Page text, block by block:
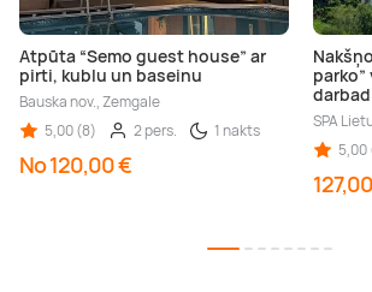
Atpūta “Semo guest house” ar
pirti, kublu un baseinu
Bauska nov., Zemgale
5,00 (8)
2 pers. 1 nakts
No 120,00 €
parko”
SPA
5,00